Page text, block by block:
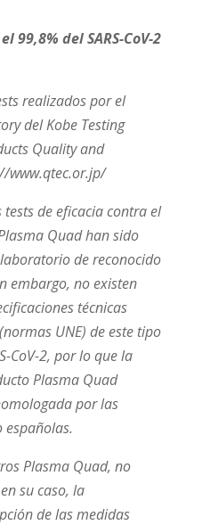
99,8% del SARS-CoV-2
realizados por el
del Kobe Testing
Quality and
www.qtec.or.jp/
de eficacia contra el
Quad han sido
de reconocido
embargo, no existen
técnicas
UNE) de este tipo
CoV-2, por lo que la
Plasma Quad
por las
Plasma Quad, no
su caso, la
de las medidas